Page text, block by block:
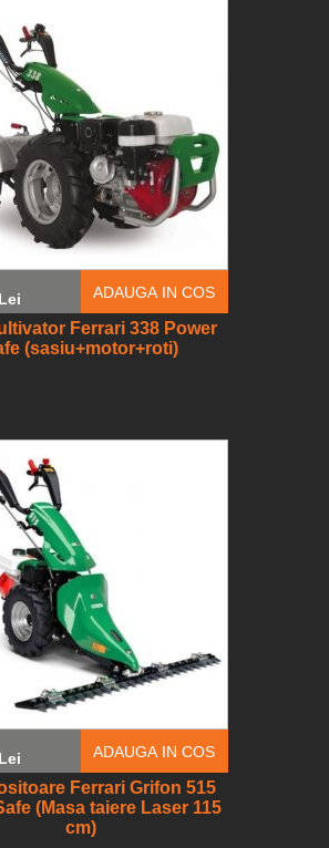
ADAUGA IN COS
Ferrari 338 Power
(sasiu+motor+roti)
ADAUGA IN COS
Ferrari Grifon 515
(Masa taiere Laser 115
cm)